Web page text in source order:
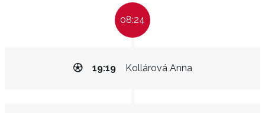
08:24
Kollárová Anna
19:19